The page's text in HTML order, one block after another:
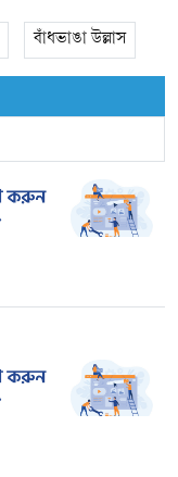
বাঁধভাঙা উল্লাস